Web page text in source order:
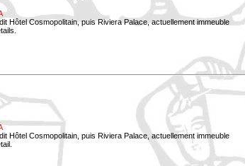
Hôtel Cosmopolitain, puis Riviera Palace, actuellement immeuble
Hôtel Cosmopolitain, puis Riviera Palace, actuellement immeuble